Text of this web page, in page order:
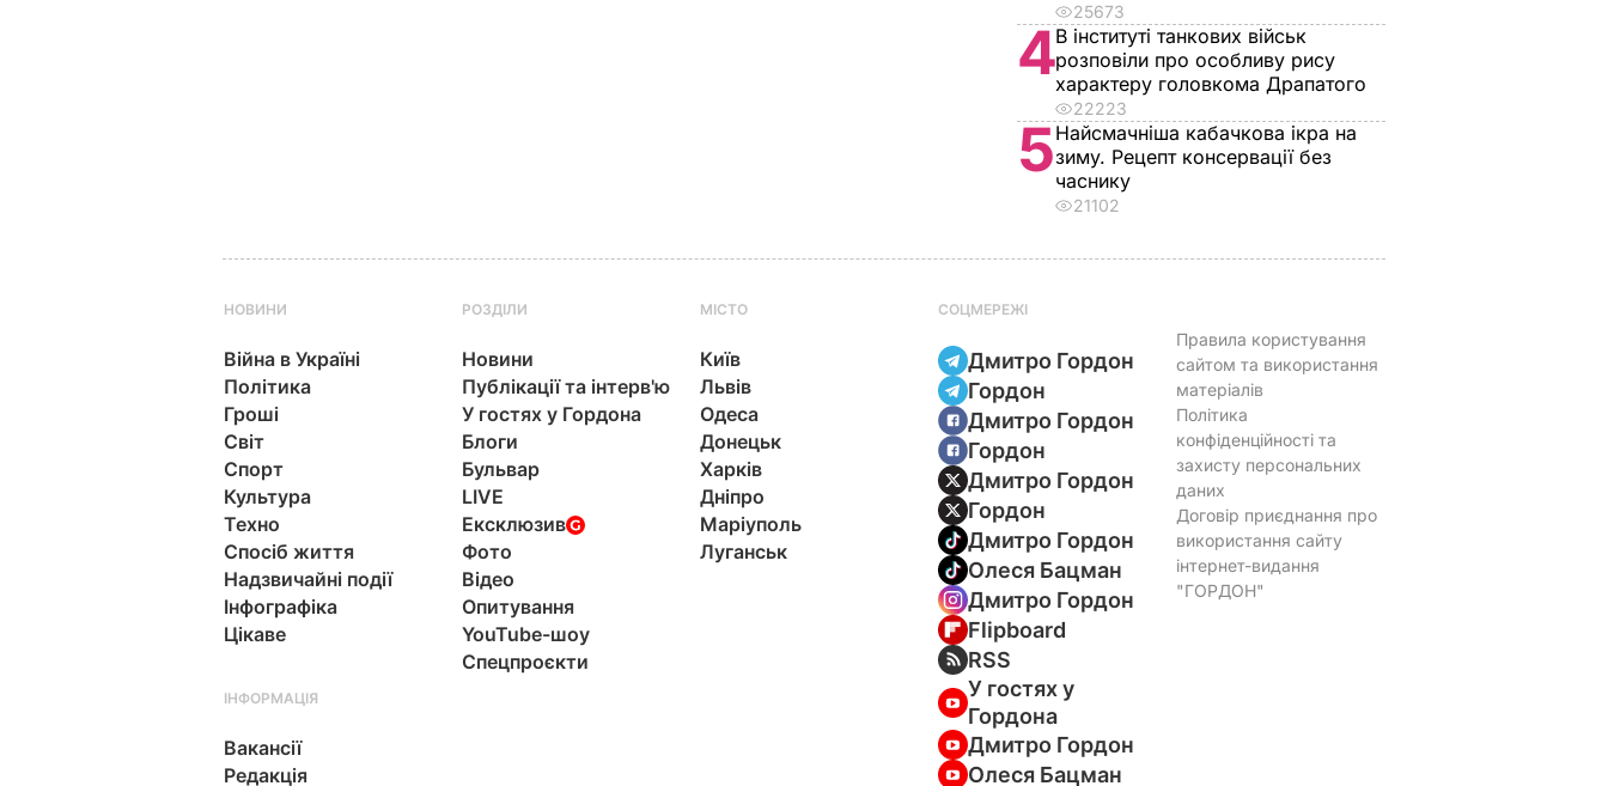
25673
4В інституті танкових військ
розповіли про особливу рису
характеру головкома Драпатого
22223
5Найсмачніша кабачкова ікра на
зиму. Рецепт консервації без
часнику
21102
НОВИНИ
Війна в Україні
Політика
Гроші
Світ
Спорт
Культура
Техно
Спосіб життя
Надзвичайні події
Інфографіка
Цікаве
РОЗДІЛИ
Новини
Публікації та інтерв'ю
У гостях у Гордона
Блоги
Бульвар
LIVE
Ексклюзив
Фото
Відео
Опитування
YouTube-шоу
Спецпроєкти
МІСТО
Київ
Львів
Одеса
Донецьк
Харків
Дніпро
Маріуполь
Луганськ
СОЦМЕРЕЖІ
Дмитро Гордон
Гордон
Дмитро Гордон
Гордон
Дмитро Гордон
Гордон
Дмитро Гордон
Олеся Бацман
Дмитро Гордон
Flipboard
RSS
У гостях у
Гордона
Дмитро Гордон
Олеся Бацман
ІНФОРМАЦІЯ
Вакансії
Редакція
Правила користування
сайтом та використання
матеріалів
Політика
конфіденційності та
захисту персональних
даних
Договір приєднання про
використання сайту
інтернет-видання
"ГОРДОН"